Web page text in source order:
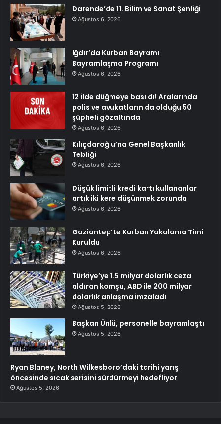
Darende’de 11. Bilim ve Sanat Şenliği
Ağustos 6, 2026
Iğdır’da Kurban Bayramı
Bayramlaşma Programı
Ağustos 6, 2026
12 ilde düğmeye basıldı! Aralarında
polis ve avukatların da olduğu 50
şüpheli gözaltında
Ağustos 6, 2026
Kılıçdaroğlu’na Genel Başkanlık
Tebliği
Ağustos 6, 2026
Düşük limitli kredi kartı kullananlar
artık iki kere düşünmek zorunda
Ağustos 6, 2026
Gaziantep’te Kurban Yakalama Timi
Kuruldu
Ağustos 6, 2026
Türkiye’ye 1.5 milyar dolarlık ceza
aldıran komşu, ABD ile 200 milyar
dolarlık anlaşma imzaladı
Ağustos 5, 2026
Başkan Ünlü, personelle bayramlaştı
Ağustos 5, 2026
Ryan Blaney, North Wilkesboro’daki tarihi yarış
öncesinde sıcak serisini sürdürmeyi hedefliyor
Ağustos 5, 2026